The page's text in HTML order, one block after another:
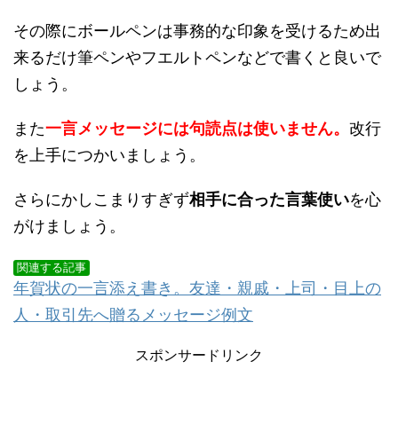
その際にボールペンは事務的な印象を受けるため出
来るだけ筆ペンやフエルトペンなどで書くと良いで
しょう。
また一言メッセージには句読点は使いません。 改行
を上手につかいましょう。
さらにかしこまりすぎず相手に合った言葉使いを心
がけましょう。
関連する記事
年賀状の一言添え書き。友達・親戚・上司・目上の
人・取引先へ贈るメッセージ例文
スポンサードリンク